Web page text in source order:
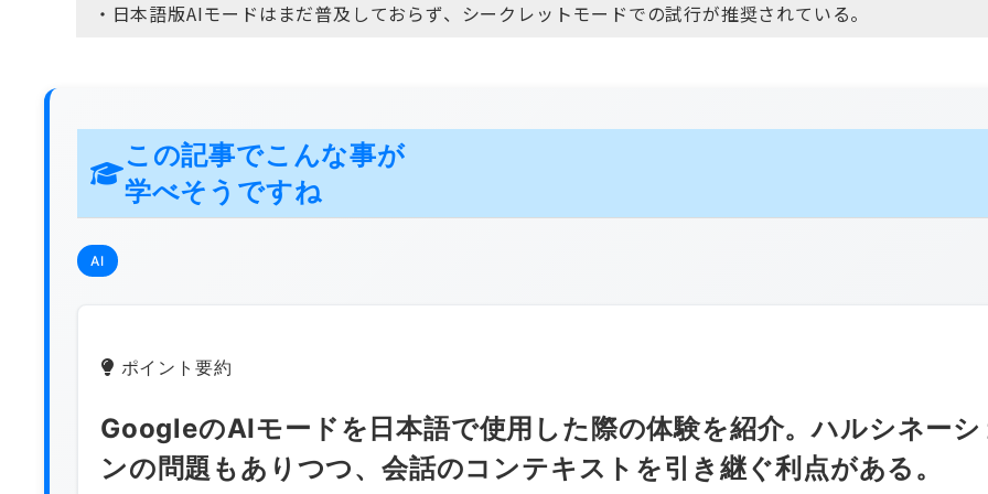
・日本語版AIモードはまだ普及しておらず、シークレットモードでの試行が推奨されている。
この記事でこんな事が
学べそうですね
AI
ポイント要約
GoogleのAIモードを日本語で使用した際の体験を紹介。ハルシネーシ
ンの問題もありつつ、会話のコンテキストを引き継ぐ利点がある。